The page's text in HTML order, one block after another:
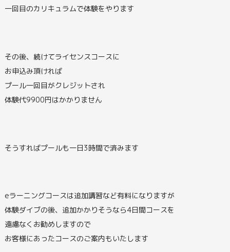
一回目のカリキュラムで体験をやります
その後、続けてライセンスコースに
お申込み頂ければ
プール一回目がクレジットされ
体験代9900円はかかりません
そうすればプールも一日3時間で済みます
eラーニングコースは追加講習など有料になりますが
体験ダイブの後、追加かかりそうなら4日間コースを
遠慮なくお勧めしますので
お客様にあったコースのご案内もいたします